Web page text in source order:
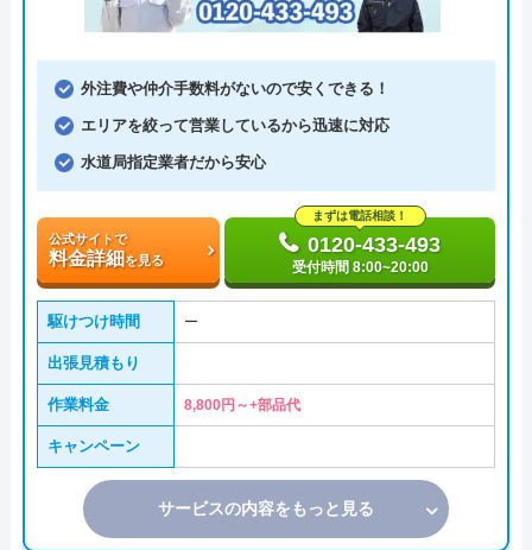
外注費や仲介手数料がないので安くできる！
エリアを絞って営業しているから迅速に対応
水道局指定業者だから安心
公式サイトで
料金詳細を見る
まずは電話相談！
0120-433-493
受付時間 8:00~20:00
駆けつけ時間 ー
出張見積もり
作業料金 8,800円～+部品代
キャンペーン
サービスの内容をもっと見る